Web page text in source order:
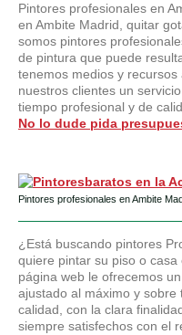
Pintores profesionales en
en Ambite Madrid, quitar
somos pintores
de pintura que puede
tenemos medios y
nuestros clientes un
tiempo profesional y de
No lo dude pida
Pintores profesionales en Ambite
¿Está buscando pintores
quiere pintar su piso o
página web le ofrecemos
ajustado al máximo y
calidad, con la clara
siempre satisfechos con el